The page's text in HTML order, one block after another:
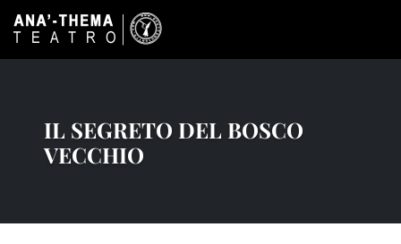
IL SEGRETO DEL BOSCO
VECCHIO